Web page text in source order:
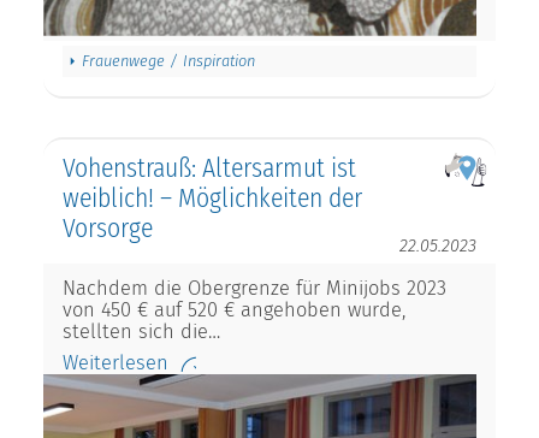
Frauenwege / Inspiration
Vohenstrauß: Altersarmut ist
weiblich! – Möglichkeiten der
Vorsorge
22.05.2023
Nachdem die Obergrenze für Minijobs 2023
von 450 € auf 520 € angehoben wurde,
stellten sich die…
Weiterlesen